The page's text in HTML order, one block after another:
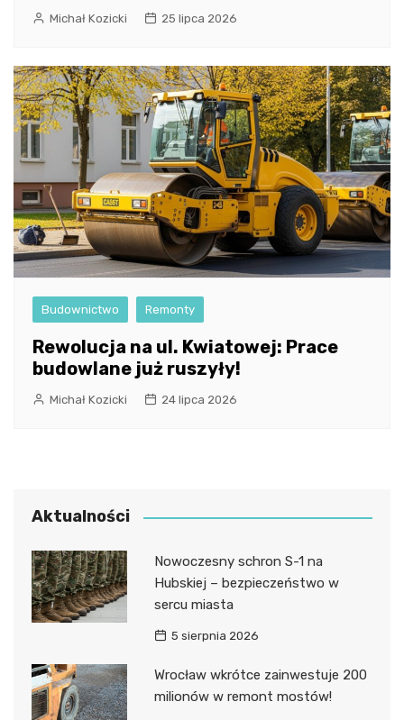
Michał Kozicki 25 lipca 2026
Budownictwo Remonty
Rewolucja na ul. Kwiatowej: Prace
budowlane już ruszyły!
Michał Kozicki 24 lipca 2026
Aktualności
Nowoczesny schron S-1 na
Hubskiej – bezpieczeństwo w
sercu miasta
5 sierpnia 2026
Wrocław wkrótce zainwestuje 200
milionów w remont mostów!